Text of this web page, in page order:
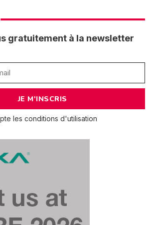
gratuitement à la newsletter
les conditions d'utilisation